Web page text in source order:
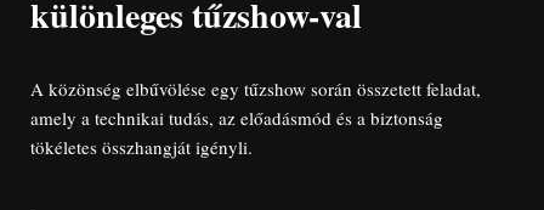
különleges tűzshow-val
A közönség elbűvölése egy tűzshow során összetett feladat,
amely a technikai tudás, az előadásmód és a biztonság
tökéletes összhangját igényli.